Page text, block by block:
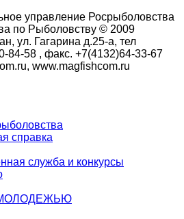
управление Росрыболовства
по Рыболовству © 2009
ул. Гагарина д.25-а, тел
84-58 , факс. +7(4132)64-33-67
www.magfishcom.ru
справка
служба и конкурсы